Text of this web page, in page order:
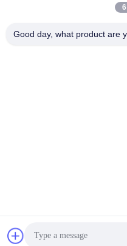
Tianan, Nancheng-
Good day, what product are